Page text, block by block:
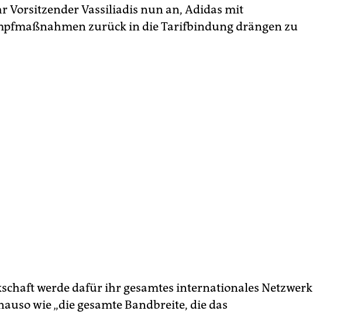
Vorsitzender Vassiliadis nun an, Adidas mit
zurück in die Tarifbindung drängen zu
werde dafür ihr gesamtes internationales Netzwerk
wie „die gesamte Bandbreite, die das